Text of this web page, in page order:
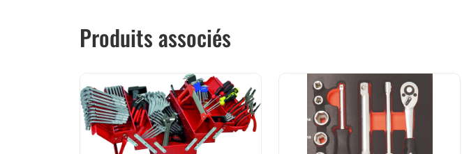
Produits associés